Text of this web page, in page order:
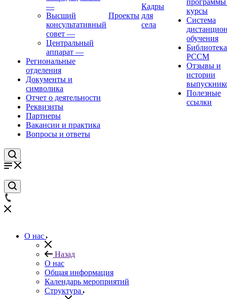
—
Высший
консультативный
совет —
Центральный
аппарат —
Региональные
отделения
Документы и
символика
Отчет о деятельности
Реквизиты
Партнеры
Вакансии и практика
Вопросы и ответы
Проекты
Кадры
для
села
курсы
Система
обучения
Библиотека
РССМ
Отзывы и
истории
Полезные
ссылки
О нас
Назад
О нас
Общая информация
Календарь мероприятий
Структура